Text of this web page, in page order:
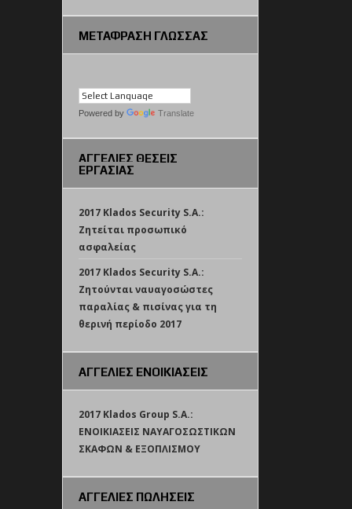
ΜΕΤΑΦΡΑΣΗ ΓΛΩΣΣΑΣ
Powered by Translate
ΑΓΓΕΛΙΕΣ ΘΕΣΕΙΣ
ΕΡΓΑΣΙΑΣ
2017 Klados Security S.A.:
Ζητείται προσωπικό
ασφαλείας
2017 Klados Security S.A.:
Ζητούνται ναυαγοσώστες
παραλίας & πισίνας για τη
θερινή περίοδο 2017
ΑΓΓΕΛΙΕΣ ΕΝΟΙΚΙΑΣΕΙΣ
2017 Klados Group S.A.:
ΕΝΟΙΚΙΑΣΕΙΣ ΝΑΥΑΓΟΣΩΣΤΙΚΩΝ
ΣΚΑΦΩΝ & ΕΞΟΠΛΙΣΜΟΥ
ΑΓΓΕΛΙΕΣ ΠΩΛΗΣΕΙΣ